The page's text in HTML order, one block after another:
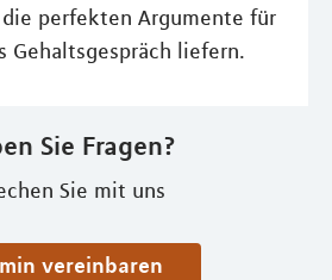
perfekten Argumente für
Gehaltsgespräch liefern.
Sie Fragen?
Sie mit uns
vereinbaren